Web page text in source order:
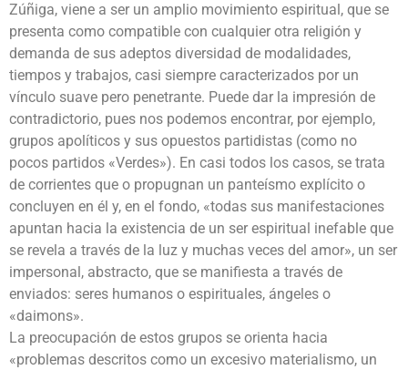
Zúñiga, viene a ser un amplio movimiento espiritual, que se
presenta como compatible con cualquier otra religión y
demanda de sus adeptos diversidad de modalidades,
tiempos y trabajos, casi siempre caracterizados por un
vínculo suave pero penetrante. Puede dar la impresión de
contradictorio, pues nos podemos encontrar, por ejemplo,
grupos apolíticos y sus opuestos partidistas (como no
pocos partidos «Verdes»). En casi todos los casos, se trata
de corrientes que o propugnan un panteísmo explícito o
concluyen en él y, en el fondo, «todas sus manifestaciones
apuntan hacia la existencia de un ser espiritual inefable que
se revela a través de la luz y muchas veces del amor», un ser
impersonal, abstracto, que se manifiesta a través de
enviados: seres humanos o espirituales, ángeles o
«daimons».
La preocupación de estos grupos se orienta hacia
«problemas descritos como un excesivo materialismo, un